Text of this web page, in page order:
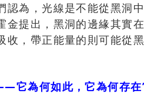
為，光線是不能從黑洞中
提出，黑洞的邊緣其實
，帶正能量的則可能從
它為何如此，它為何存在